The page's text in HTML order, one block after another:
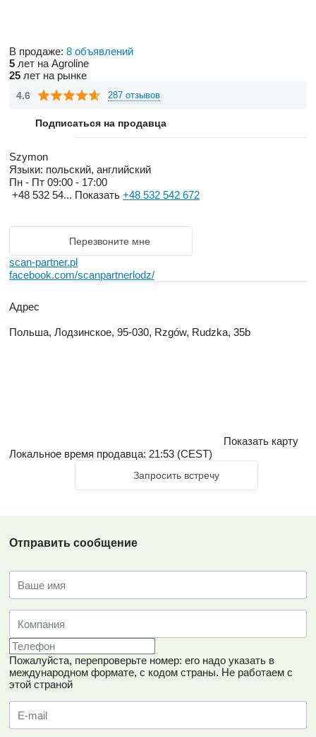
В продаже: 8 объявлений
5 лет на Agroline
25 лет на рынке
4.6 287 отзывов
Подписаться на продавца
Szymon
Языки: польский, английский
Пн - Пт 09:00 - 17:00
+48 532 54... Показать +48 532 542 672
Перезвоните мне
scan-partner.pl
facebook.com/scanpartnerlodz/
Адрес
Польша, Лодзинское, 95-030, Rzgów, Rudzka, 35b
Показать карту
Локальное время продавца: 21:53 (CEST)
Запросить встречу
Отправить сообщение
Пожалуйста, перепроверьте номер: его надо указать в
международном формате, с кодом страны. Не работаем с
этой страной